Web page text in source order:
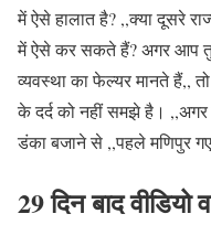
में ऐसे हालात है? ,,क्या दूसरे
में ऐसे कर सकते हैं? अगर आप
व्यवस्था का फेल्यर मानते हैं,,
के दर्द को नहीं समझे है। ,,अगर
डंका बजाने से ,,पहले मणिपुर
29 दिन बाद